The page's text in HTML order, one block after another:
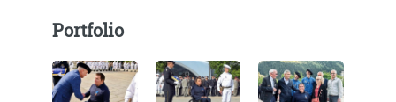
Portfolio